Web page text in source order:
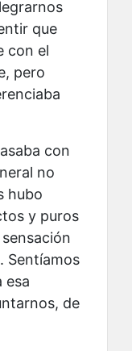
que
con el
pero
con
no
hubo
y puros
Sentíamos
esa
de